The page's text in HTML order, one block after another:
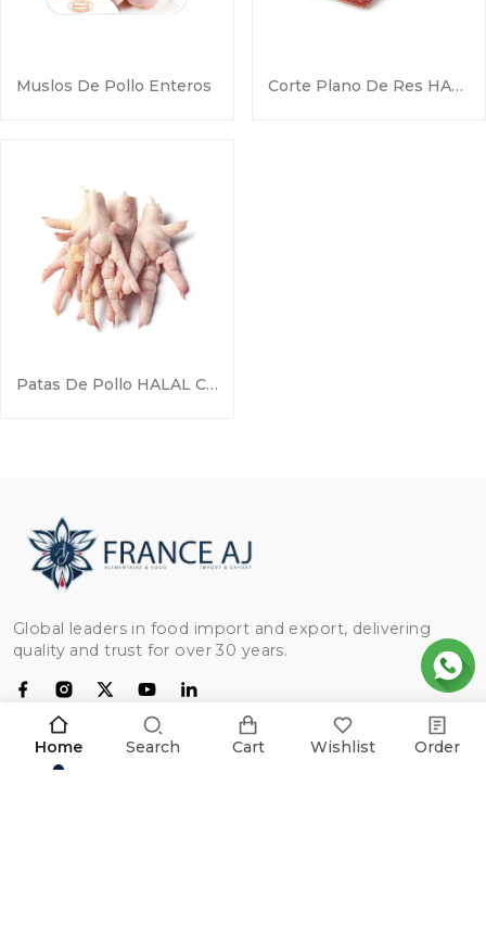
Home Search Cart Wishlist Order
Muslos De Pollo Enteros Corte Plano De Res HALAL
Patas De Pollo HALAL Congeladas – 30g+ – Grado A
Global leaders in food import and export, delivering
quality and trust for over 30 years.
CATEGORÍAS